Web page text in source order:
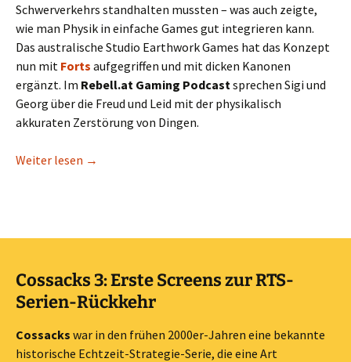
Schwerverkehrs standhalten mussten – was auch zeigte,
wie man Physik in einfache Games gut integrieren kann.
Das australische Studio Earthwork Games hat das Konzept
nun mit Forts aufgegriffen und mit dicken Kanonen
ergänzt. Im Rebell.at Gaming Podcast sprechen Sigi und
Georg über die Freud und Leid mit der physikalisch
akkuraten Zerstörung von Dingen.
Weiter lesen Forts: Wenn Bridge Builder auf schwere Waffen
→
Cossacks 3: Erste Screens zur RTS-
Serien-Rückkehr
Cossacks war in den frühen 2000er-Jahren eine bekannte
historische Echtzeit-Strategie-Serie, die eine Art